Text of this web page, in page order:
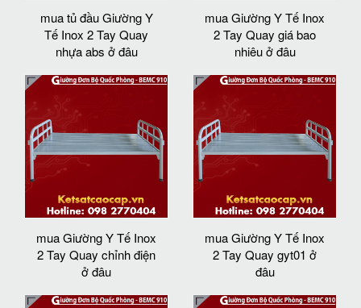
mua tủ đầu Giường Y
Tế Inox 2 Tay Quay
nhựa abs ở đâu
mua Giường Y Tế Inox
2 Tay Quay giá bao
nhiêu ở đâu
mua Giường Y Tế Inox
2 Tay Quay chỉnh điện
ở đâu
mua Giường Y Tế Inox
2 Tay Quay gyt01 ở
đâu